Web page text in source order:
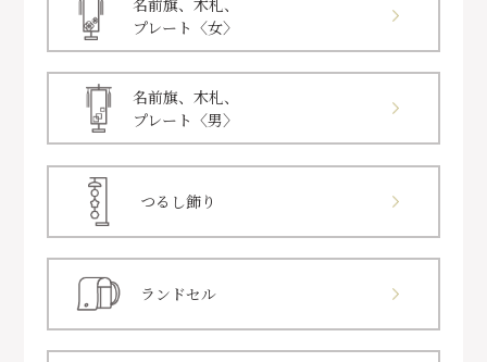
プレート〈女〉
名前旗、木札、
プレート〈男〉
つるし飾り
ランドセル